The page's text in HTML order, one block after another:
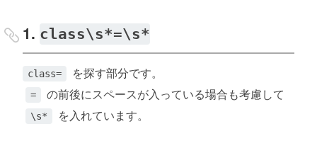
1. class\s*=\s*
class= を探す部分です。
= の前後にスペースが入っている場合も考慮して
\s* を入れています。